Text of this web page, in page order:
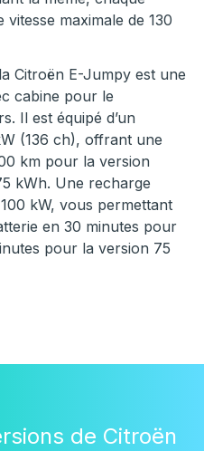
maximale de 130
Citroën E-Jumpy est une
cabine pour le
Il est équipé d’un
(136 ch), offrant une
km pour la version
kWh. Une recharge
kW, vous permettant
en 30 minutes pour
pour la version 75
de Citroën